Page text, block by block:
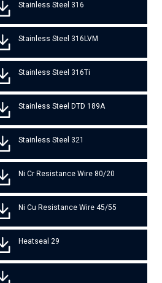
Stainless Steel 316
Stainless Steel 316LVM
Stainless Steel 316Ti
Stainless Steel DTD 189A
Stainless Steel 321
80/20 Ni Cr Resistance Wire
45/55 Ni Cu Resistance Wire
Heatseal 29